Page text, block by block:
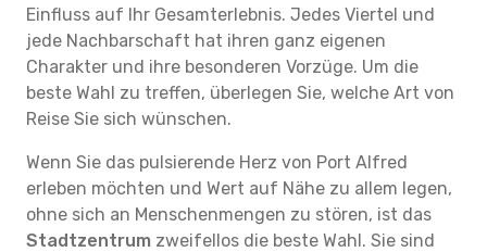
Einfluss auf Ihr Gesamterlebnis. Jedes Viertel und
jede Nachbarschaft hat ihren ganz eigenen
Charakter und ihre besonderen Vorzüge. Um die
beste Wahl zu treffen, überlegen Sie, welche Art von
Reise Sie sich wünschen.
Wenn Sie das pulsierende Herz von Port Alfred
erleben möchten und Wert auf Nähe zu allem legen,
ohne sich an Menschenmengen zu stören, ist das
Stadtzentrum zweifellos die beste Wahl. Sie sind